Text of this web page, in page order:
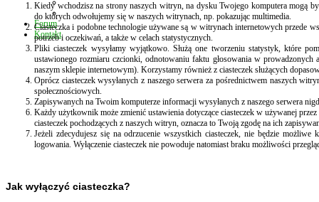
Forum
Kontakt
Kiedy wchodzisz na strony naszych witryn, na dysku Twojego komputera mogą
do których odwołujemy się w naszych witrynach, np. pokazując multimedia.
Ciasteczka i podobne technologie używane są w witrynach internetowych
potrzeb i oczekiwań, a także w celach statystycznych.
Pliki ciasteczek wysyłamy wyjątkowo. Służą one tworzeniu statystyk, które
ustawionego rozmiaru czcionki, odnotowaniu faktu głosowania w
naszym sklepie internetowym). Korzystamy również z ciasteczek służących
Oprócz ciasteczek wysyłanych z naszego serwera za pośrednictwem naszych
społecznościowych.
Zapisywanych na Twoim komputerze informacji wysyłanych z naszego serwera
Każdy użytkownik może zmienić ustawienia dotyczące ciasteczek w używanej
ciasteczek pochodzących z naszych witryn, oznacza to Twoją zgodę na ich
Jeżeli zdecydujesz się na odrzucenie wszystkich ciasteczek, nie będzie
logowania. Wyłączenie ciasteczek nie powoduje natomiast braku możliwości
Jak wyłączyć ciasteczka?